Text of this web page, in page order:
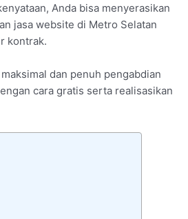
Anda bisa menyerasikan
jasa website di Metro Selatan
kontrak.
dan penuh pengabdian
cara gratis serta realisasikan